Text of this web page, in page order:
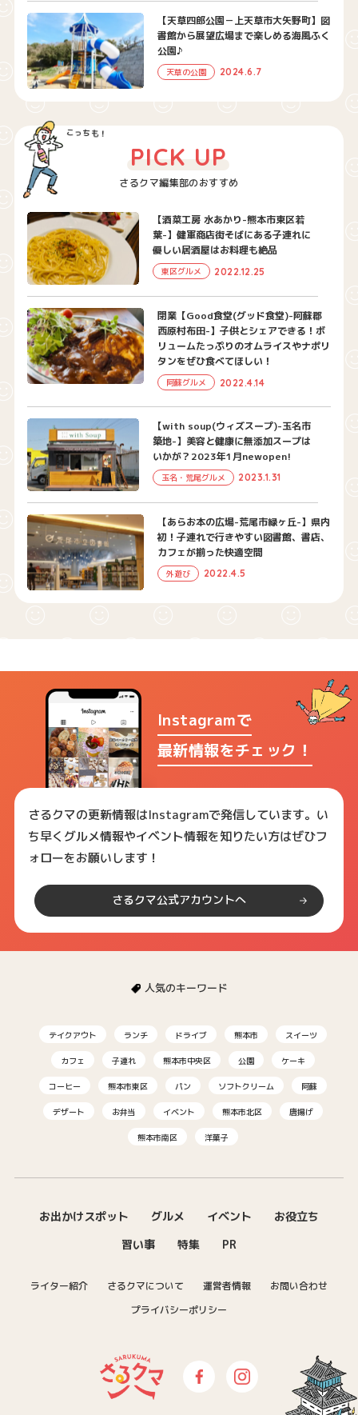
【天草四郎公園－上天草市大矢野町】図
書館から展望広場まで楽しめる海風ふく
公園♪
天草の公園 2024.6.7
さるクマ編集部のおすすめ
PICK UP
【酒菜工房 水あかり-熊本市東区若
葉-】健軍商店街そばにある子連れに
優しい居酒屋はお料理も絶品
東区グルメ 2022.12.25
閉業【Good食堂(グッド食堂)-阿蘇郡
西原村布田-】子供とシェアできる！ボ
リュームたっぷりのオムライスやナポリ
タンをぜひ食べてほしい！
阿蘇グルメ 2022.4.14
【with soup(ウィズスープ)-玉名市
築地-】美容と健康に無添加スープは
いかが？2023年1月newopen!
玉名・荒尾グルメ 2023.1.31
【あらお本の広場-荒尾市緑ヶ丘-】県内
初！子連れで行きやすい図書館、書店、
カフェが揃った快適空間
外遊び 2022.4.5
Instagramで
最新情報をチェック！
さるクマの更新情報はInstagramで発信しています。い
ち早くグルメ情報やイベント情報を知りたい方はぜひフ
ォローをお願いします！
さるクマ公式アカウントへ
人気のキーワード
テイクアウト ランチ ドライブ 熊本市 スイーツ
カフェ 子連れ 熊本市中央区 公園 ケーキ
コーヒー 熊本市東区 パン ソフトクリーム 阿蘇
デザート お弁当 イベント 熊本市北区 唐揚げ
熊本市南区 洋菓子
さるクマ-さるこう、熊本-｜熊本の
Facebook Instagram
お出かけスポット グルメ イベント
お役立ち
習い事
特集 PR
ライター紹介 さるクマについて 運営者情報
お問い合わせ
プライバシーポリシー